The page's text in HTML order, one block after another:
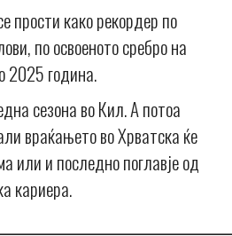
прости како рекордер по
по освоеното сребро на
2025 година.
сезона во Кил. А потоа
враќањето во Хрватска ќе
или и последно поглавје од
кариера.